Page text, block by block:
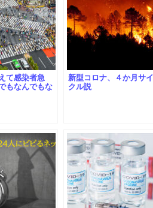
て感染者急
もなんでもな
新型コロナ、４か月サイ
クル説